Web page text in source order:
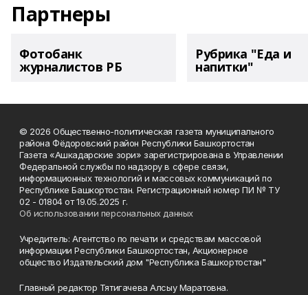
Партнеры
Фотобанк
журналистов РБ
Рубрика "Еда и
напитки"
© 2026 Общественно-политическая газета муниципального
района Фёдоровский район Республики Башкортостан
Газета «Ашкадарские зори» зарегистрирована в Управлении
Федеральной службы по надзору в сфере связи,
информационных технологий и массовых коммуникаций по
Республике Башкортостан. Регистрационный номер ПИ № ТУ
02 - 01804 от 19.05.2025 г.
Об использовании персональных данных
Учредитель: Агентство по печати и средствам массовой
информации Республики Башкортостан, Акционерное
общество Издательский дом "Республика Башкортостан"
Главный редактор Тятигачева Алсыу Маратовна.